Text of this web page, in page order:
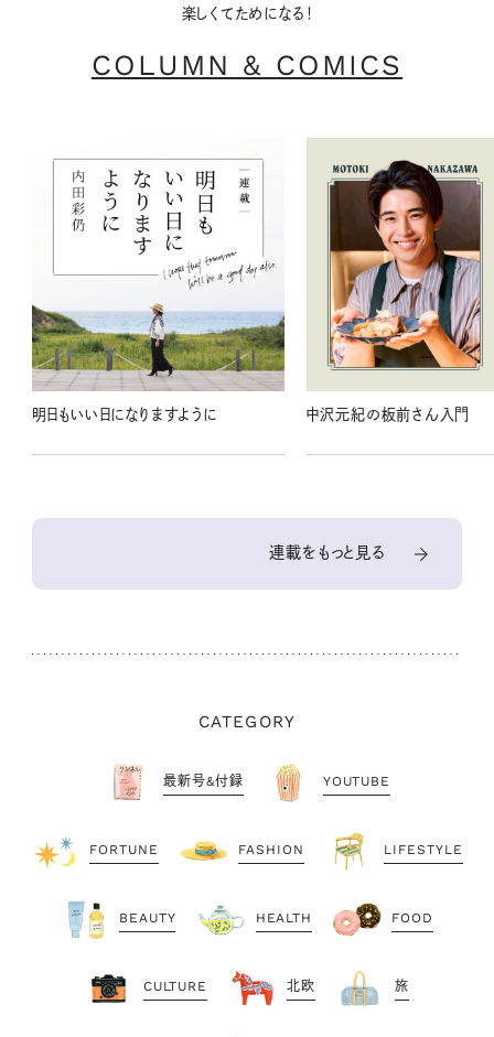
楽しくてためになる！
COLUMN & COMICS
明日もいい日になりますように 中沢元紀の板前さん入門
連載をもっと見る
CATEGORY
最新号&付録 YOUTUBE
FORTUNE FASHION LIFESTYLE
BEAUTY HEALTH FOOD
CULTURE 北欧 旅